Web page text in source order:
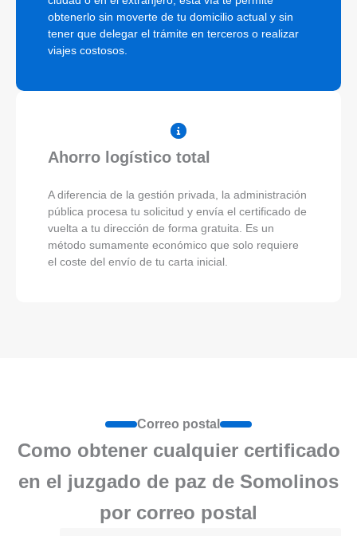
obtenerlo sin moverte de tu domicilio actual y sin
tener que delegar el trámite en terceros o realizar
viajes costosos.
Ahorro logístico total
A diferencia de la gestión privada, la administración
pública procesa tu solicitud y envía el certificado de
vuelta a tu dirección de forma gratuita. Es un
método sumamente económico que solo requiere
el coste del envío de tu carta inicial.
Correo postal
Como obtener cualquier certificado
en el juzgado de paz de Somolinos
por correo postal